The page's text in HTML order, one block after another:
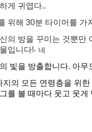
게 귀엽다..
위해 30분 타이머를
의 방을 꾸미는 것뿐만
입니다!- 네
빛을 방출합니다. 아
의 모든 연령층을 위
를 볼 때마다 웃고 웃게